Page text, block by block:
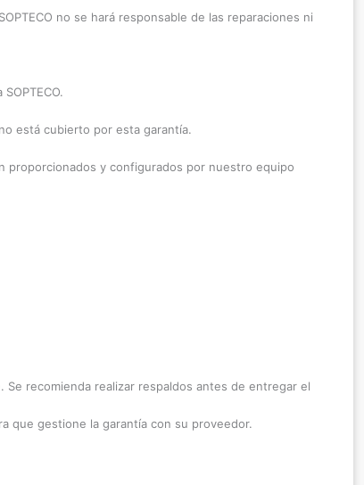
no se hará responsable de las reparaciones ni
está cubierto por esta garantía.
proporcionados y configurados por nuestro equipo
recomienda realizar respaldos antes de entregar el
que gestione la garantía con su proveedor.